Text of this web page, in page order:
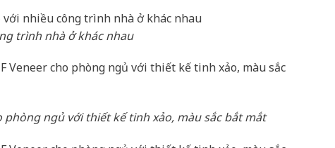
trình nhà ở khác nhau
phòng ngủ với thiết kế tinh xảo, màu sắc bắt mắt